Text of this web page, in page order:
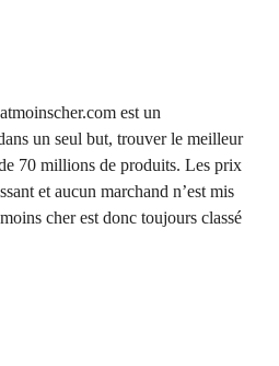
est un
un seul but, trouver le meilleur
70 millions de produits. Les prix
et aucun marchand n’est mis
cher est donc toujours classé